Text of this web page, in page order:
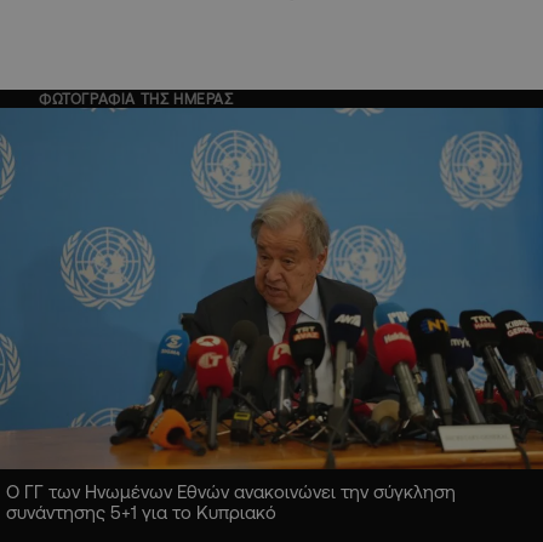
ΦΩΤΟΓΡΑΦΙΑ ΤΗΣ ΗΜΕΡΑΣ
Ο ΓΓ των Ηνωμένων Εθνών ανακοινώνει την σύγκληση
συνάντησης 5+1 για το Κυπριακό